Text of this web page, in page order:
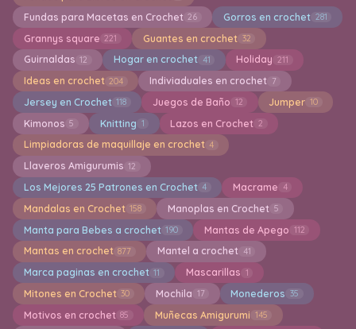
Fundas para Macetas en Crochet 26 Gorros en crochet 281
Grannys square 221 Guantes en crochet 32
Guirnaldas 12 Hogar en crochet 41 Holiday 211
Ideas en crochet 204 Indiviaduales en crochet 7
Jersey en Crochet 118 Juegos de Baño 12 Jumper 10
Kimonos 5 Knitting 1 Lazos en Crochet 2
Limpiadoras de maquillaje en crochet 4
Llaveros Amigurumis 12
Los Mejores 25 Patrones en Crochet 4 Macrame 4
Mandalas en Crochet 158 Manoplas en Crochet 5
Manta para Bebes a crochet 190 Mantas de Apego 112
Mantas en crochet 877 Mantel a crochet 41
Marca paginas en crochet 11 Mascarillas 1
Mitones en Crochet 30 Mochila 17 Monederos 35
Motivos en crochet 85 Muñecas Amigurumi 145